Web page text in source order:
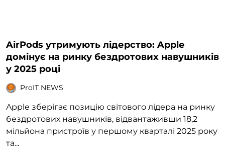
AirPods утримують лідерство: Apple
домінує на ринку бездротових навушників
у 2025 році
ProIT NEWS
Apple зберігає позицію світового лідера на ринку
бездротових навушників, відвантаживши 18,2
мільйона пристроїв у першому кварталі 2025 року
та...